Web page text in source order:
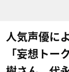
人気声優に
「妄想トー